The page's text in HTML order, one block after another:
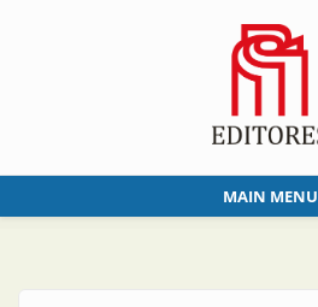
MAIN MENU